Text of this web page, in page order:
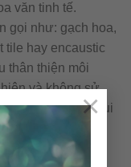
×
văn tinh tế.
gọi như: gạch hoa,
tile hay encaustic
thân thiện môi
và không sử
Cấu tạo & qui
thủ công không